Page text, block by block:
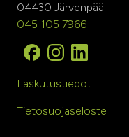
04430 Järvenpää
045 105 7966
Laskutustiedot
Tietosuojaseloste